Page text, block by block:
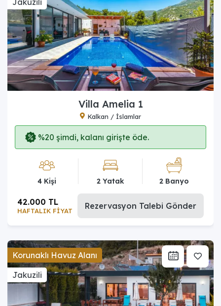
Villa Amelia 1
Kalkan / İslamlar
%20 şimdi, kalanı girişte öde.
4 Kişi 2 Yatak 2 Banyo
HAFTALIK FİYAT
42.000 TL Rezervasyon Talebi Gönder
Korunaklı Havuz Alanı
Jakuzili